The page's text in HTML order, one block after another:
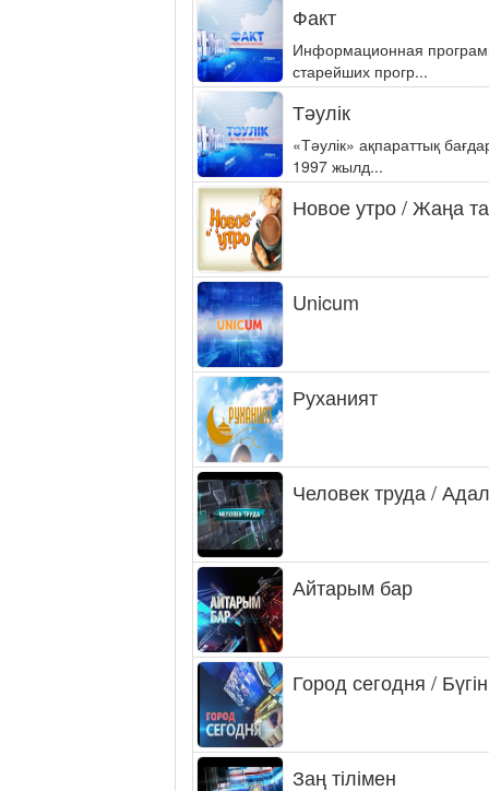
Факт
Информационная
старейших прогр...
Тәулік
«Тәулік» ақпараттық
1997 жылд...
Новое утро / Жаңа
Unicum
Руханият
Человек труда /
Айтарым бар
Город сегодня /
Заң тілімен